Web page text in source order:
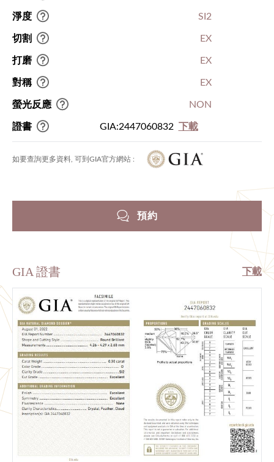
淨度 SI2
切割 EX
打磨 EX
對稱 EX
螢光反應 NON
證書 GIA:2447060832 下載
如要查詢更多資料, 可到GIA官方網站 :
預約
GIA 證書 下載